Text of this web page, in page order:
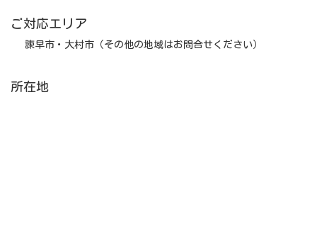
ご対応エリア
諫早市・大村市（その他の地域はお問合せください）
所在地